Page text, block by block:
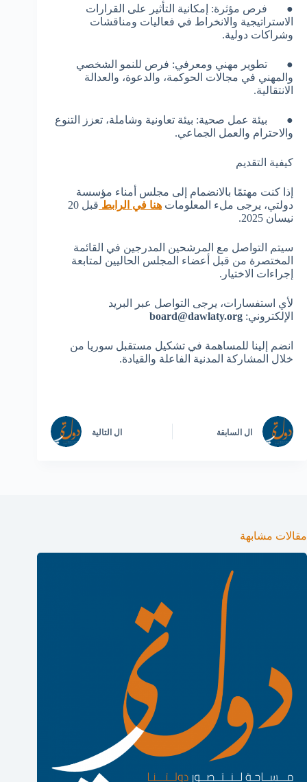
● فرص مؤثرة: إمكانية التأثير على القرارات
الاستراتيجية والانخراط في فعاليات ومناقشات
وشراكات دولية.
● تطوير مهني ومعرفي: فرص للنمو الشخصي
والمهني في مجالات الحوكمة، والدعوة، والعدالة
الانتقالية.
● بيئة عمل صحية: بيئة تعاونية وشاملة، تعزز التنوع
والاحترام والعمل الجماعي.
كيفية التقديم
إذا كنت مهتمًا بالانضمام إلى مجلس أمناء مؤسسة
دولتي، يرجى ملء المعلومات هنا في الرابط
قبل 20
نيسان 2025.
سيتم التواصل مع المرشحين المدرجين في القائمة
المختصرة من قبل أعضاء المجلس الحاليين لمتابعة
إجراءات الاختيار.
لأي استفسارات، يرجى التواصل عبر البريد
الإلكتروني: board@dawlaty.org
انضم إلينا للمساهمة في تشكيل مستقبل سوريا من
خلال المشاركة المدنية الفاعلة والقيادة.
ال السابقة ال التالية
مقالات مشابهة